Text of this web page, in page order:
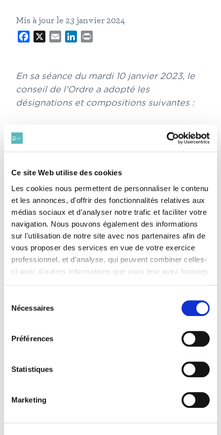
Ce site Web utilise des cookies
Les cookies nous permettent de personnaliser le contenu
et les annonces, d'offrir des fonctionnalités relatives aux
médias sociaux et d'analyser notre trafic et faciliter votre
navigation. Nous pouvons également des informations
sur l'utilisation de notre site avec nos partenaires afin de
vous proposer des services en vue de votre exercice
professionnel, et d'analyse, qui peuvent combiner celles-
ci avec d'autres informations que vous leur avez fournies
continuez à utiliser notre site Web.
Pour en savoir plus sur notre politique de traitement,
Nécessaires
Préférences
Statistiques
Marketing
Mis à jour le 23 janvier 2024
Facebook
X Email LinkedIn
En sa séance du mardi 10 janvier 2023, le
conseil de l'Ordre a adopté les
désignations et compositions suivantes :
Instruction
Formations restreintes de jugement
au conseil de discipline
Formation administrative
la Cour d’appel de Paris